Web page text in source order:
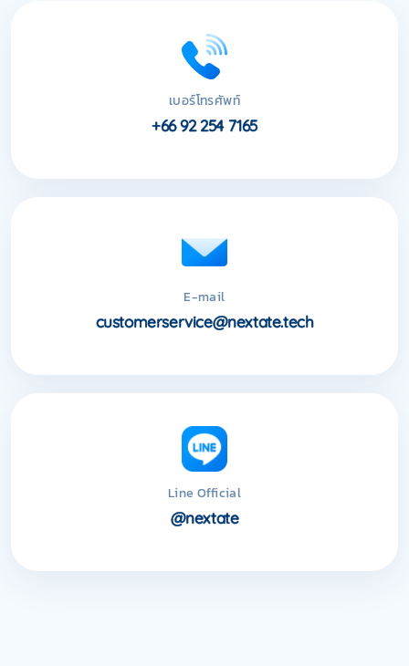
เบอร์โทรศัพท์
+66 92 254 7165
E-mail
customerservice@nextate.tech
Line Official
@nextate